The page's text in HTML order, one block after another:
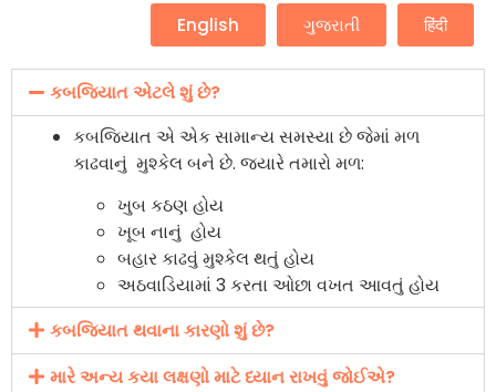
English ગુજરાતી हिंदी
કબજિયાત એટલે શું છે?
કબજિયાત એ એક સામાન્ય સમસ્યા છે જેમાં મળ
કાઢવાનું મુશ્કેલ બને છે. જ્યારે તમારો મળ:
ખુબ કઠણ હોય
ખૂબ નાનું હોય
બહાર કાઢવું મુશ્કેલ થતું હોય
અઠવાડિયામાં 3 કરતા ઓછા વખત આવતું હોય
કબજિયાત થવાના કારણો શું છે?
મારે અન્ય કયા લક્ષણો માટે ધ્યાન રાખવું જોઈએ?